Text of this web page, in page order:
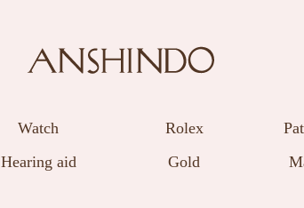
Watch Rolex
Hearing aid Gold